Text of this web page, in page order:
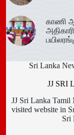
காணி
Sri Lanka
JJ SRI
JJ Sri Lanka Tamil
visited website in
Sri